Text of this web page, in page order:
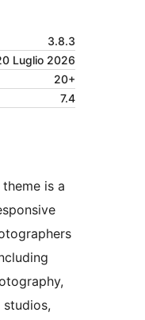
3.8.3
Luglio 2026
20+
7.4
is a